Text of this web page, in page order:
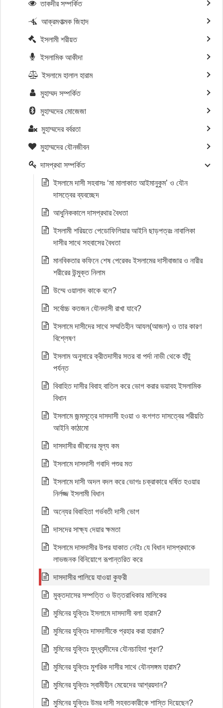
তাকদীর সম্পর্কিত
আক্রমণাত্মক জিহাদ
ইসলামী শরীয়ত
ইসলামিক আকীদা
ইসলামে হালাল হারাম
মুহাম্মদ সম্পর্কিত
মুহাম্মদের মোজেজা
মুহাম্মদের বর্বরতা
মুহাম্মদের যৌনজীবন
দাসপ্রথা সম্পর্কিত
ইসলামে দাসী সহবাসঃ ‘মা মালাকাত আইমানুকুম’ ও যৌন
দাসত্বের ব্যবচ্ছেদ
আধুনিককালে দাসপ্রথার বৈধতা
ইসলামী শরিয়তে পেডোফিলিয়ার আইনি ছাড়পত্রঃ নাবালিকা
দাসীর সাথে সহবাসের বৈধতা
মানবিকতার কফিনে শেষ পেরেকঃ ইসলামের দাসীবাজার ও নারীর
শরীরের উন্মুক্ত নিলাম
উম্মে ওয়ালাদ কাকে বলে?
সর্বোচ্চ কতজন যৌনদাসী রাখা যাবে?
ইসলামে দাসীদের সাথে সম্মতিহীন আযল(আজল) ও তার কারণ
বিশ্লেষণ
ইসলাম অনুসারে ক্রীতদাসীর সতর বা পর্দা নাভী থেকে হাঁটু
পর্যন্ত
বিবাহিত দাসীর বিবাহ বাতিল করে ভোগ করার ভয়াবহ ইসলামিক
বিধান
ইসলামে জন্মসূত্রে দাসদাসী হওয়া ও বংশগত দাসত্বের শরীয়তি
আইনি কাঠামো
দাসদাসীর জীবনের মূল্য কম
ইসলামে দাসদাসী গবাদি পশুর মত
ইসলামে দাসী অদল বদল করে ভোগঃ চক্রাকারে ধর্ষিত হওয়ার
নির্লজ্জ ইসলামী বিধান
অন্যের বিবাহিতা গর্ভবতী দাসী ভোগ
দাসদের সাক্ষ্য দেয়ার ক্ষমতা
ইসলামে দাসদাসীর উপর যাকাত নেইঃ যে বিধান দাসপ্রথাকে
লাভজনক বিনিয়োগে রূপান্তরিত করে
দাসদাসীর পালিয়ে যাওয়া কুফরী
মুক্তদাসের সম্পত্তি ও উত্তরাধিকার মালিকের
মুমিনের যুক্তিঃ ইসলামে দাসদাসী বলা হারাম?
মুমিনের যুক্তিঃ দাসদাসীকে প্রহার করা হারাম?
মুমিনের যুক্তিঃ যুদ্ধবন্দীদের যৌনচাহিদা পূরণ?
মুমিনের যুক্তিঃ মুশরিক দাসীর সাথে যৌনসঙ্গম হারাম?
মুমিনের যুক্তিঃ স্বামীহীন মেয়েদের আশ্রয়দান?
মুমিনের যুক্তিঃ উমর দাসী সহবতকারীকে শাস্তি দিয়েছেন?